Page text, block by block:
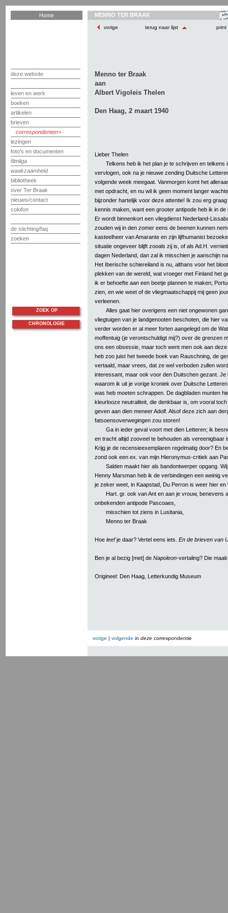
Home
deze website
leven en werk
boeken
artikelen
brieven
correspondenten
lezingen
foto's en documenten
filmliga
waakzaamheid
bibliotheek
over Ter Braak
nieuws/contact
colofon
de stichting/faq
zoeken
MENNO TER BRAAK
vorige terug naar lijst print
Menno ter Braak
aan
Albert Vigoleis Thelen
Den Haag, 2 maart 1940
Lieber Thelen
Telkens heb ik het plan je te schrijven en telkens
vervlogen, ook na je nieuwe zending Duitsche
volgende week meegaat. Vanmorgen komt het
met opdracht, en nu wil ik geen moment langer
bijzonder hartelijk voor deze attentie! Ik zou erg
kennis maken, want een grooter antipode heb ik in
Er wordt binnenkort een vliegdienst Nederland-
zouden wij in den zomer eens de beenen kunnen
kasteelheer van Amarante en zijn lijfhumanist
situatie ongeveer blijft zooals zij is, of als Ad.H.
dagen Nederland, dan zal ik misschien je aanschijn
Het Iberische schiereiland is nu, althans voor het
plekken van de wereld, wat vroeger met Finland het
ik er behoefte aan een beetje plannen te maken;
zien, en wie weet of de vliegmaatschappij mij geen
verleenen.
Alles gaat hier overigens een niet ongewonen
vliegtuigen van je landgenooten beschoten, die hier
verder worden er al meer forten aangelegd om de
moffentuig (je verontschuldigt mij?) over de grenzen
ons een obsessie, maar toch went men ook aan deze
heb zoo juist het tweede boek van Rauschning, de
vertaald, maar vrees, dat ze wel verboden zullen
interessant, maar ook voor den Duitschen gezant. Je
waarom ik uit je vorige kroniek over Duitsche
was heb moeten schrappen. De dagbladen munten
kleurlooze neutraliteit, die denkbaar is, om vooral
geven aan dien meneer Adolf. Alsof deze zich aan
fatsoensoverwegingen zou storen!
Ga in ieder geval voort met dien Letteren; ik
en tracht altijd zooveel te behouden als vereenigbaar
Krijg je de recensieexemplaren regelmatig door? En
zond ook een ex. van mijn Hieronymus-critiek aan
Salden maakt hier als bandontwerper opgang.
Henny Marsman heb ik de verbindingen een weinig
je zeker weet, in Kaapstad, Du Perron is weer hier
Hart. gr. ook van Ant en aan je vrouw, benevens
onbekenden antipode Pascoaes,
misschien tot ziens in Lusitania,
Menno ter Braak
Hoe leefje daar? Vertel eens iets. En de brieven van
Ben je al bezig [met] de Napoleon-vertaling? Die
Origineel: Den Haag, Letterkundig Museum
vorige | volgende in deze correspondentie
ZOEK OP
CHRONOLOGIE